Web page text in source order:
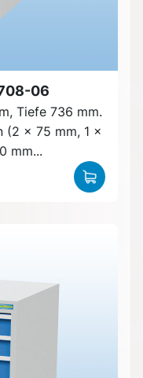
06
Tiefe 736 mm.
(2 x 75 mm, 1 x
mm...